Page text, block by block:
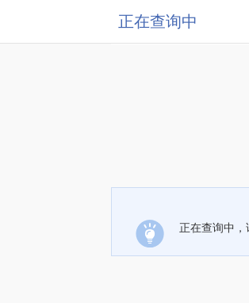
正在查询中
正在查询中，